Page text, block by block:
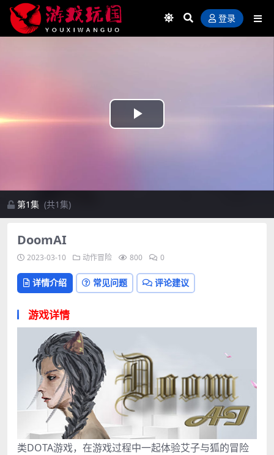
登录
Play
第1集 (共1集)
DoomAI
2023-03-10 动作冒险 800 0
详情介绍 常见问题 评论建议
游戏详情
类DOTA游戏，在游戏过程中一起体验艾子与狐的冒险